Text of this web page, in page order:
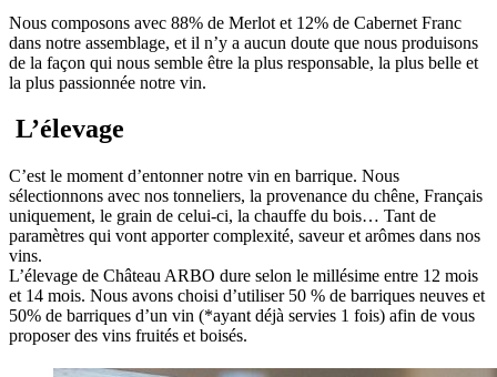
Nous composons avec 88% de Merlot et 12% de Cabernet Franc
dans notre assemblage, et il n’y a aucun doute que nous produisons
de la façon qui nous semble être la plus responsable, la plus belle et
la plus passionnée notre vin.
L’élevage
C’est le moment d’entonner notre vin en barrique. Nous
sélectionnons avec nos tonneliers, la provenance du chêne, Français
uniquement, le grain de celui-ci, la chauffe du bois… Tant de
paramètres qui vont apporter complexité, saveur et arômes dans nos
vins.
L’élevage de Château ARBO dure selon le millésime entre 12 mois
et 14 mois. Nous avons choisi d’utiliser 50 % de barriques neuves et
50% de barriques d’un vin (*ayant déjà servies 1 fois) afin de vous
proposer des vins fruités et boisés.